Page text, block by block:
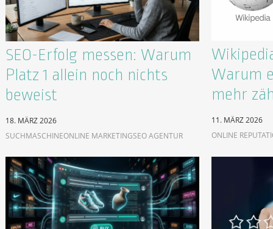
SEO-Erfolg messen: Warum
Platz 1 allein noch nichts
beweist
18. MÄRZ 2026
SUCHMASCHINEONLINE MARKETINGSEO AGENTUR
Warum
mehr
11. MÄRZ 2026
ONLINE